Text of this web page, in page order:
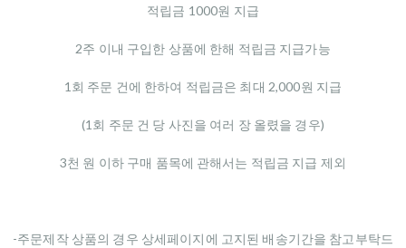
적립금 1000원 지급
2주 이내 구입한 상품에 한해 적립금 지급가능
1회 주문 건에 한하여 적립금은 최대 2,000원 지급
(1회 주문 건 당 사진을 여러 장 올렸을 경우)
3천 원 이하 구매 품목에 관해서는 적립금 지급 제외
-주문제작 상품의 경우 상세페이지에 고지된 배송기간을 참고부탁드